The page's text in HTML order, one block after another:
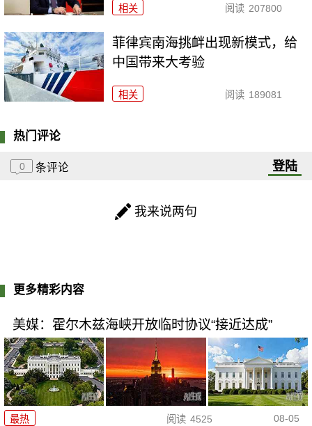
相关 阅读 207800
菲律宾南海挑衅出现新模式，给
中国带来大考验
相关 阅读 189081
热门评论
0 条评论 登陆
我来说两句
更多精彩内容
美媒：霍尔木兹海峡开放临时协议“接近达成”
最热 阅读 4525 08-05